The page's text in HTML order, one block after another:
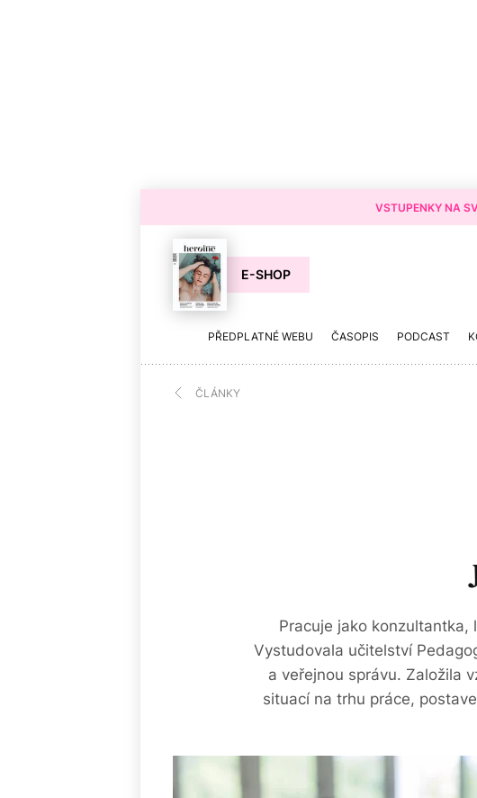
VSTUPENKY NA
E-SHOP
PŘEDPLATNÉ WEBU ČASOPIS PODCAST
ČLÁNKY
Pracuje jako konzultantka,
Vystudovala učitelství
a veřejnou správu. Založila
situací na trhu práce,